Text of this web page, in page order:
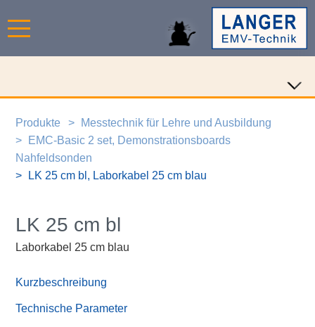
Produkte
Messtechnik für Lehre und Ausbildung
EMC-Basic 2 set, Demonstrationsboards
Nahfeldsonden
LK 25 cm bl, Laborkabel 25 cm blau
LK 25 cm bl
Laborkabel 25 cm blau
Kurzbeschreibung
Technische Parameter